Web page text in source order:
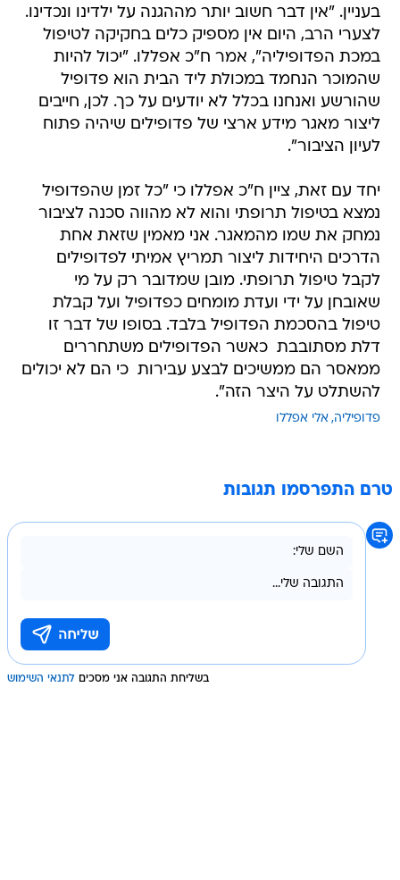
בעניין. "אין דבר חשוב יותר מההגנה על ילדינו ונכדינו.
לצערי הרב, היום אין מספיק כלים בחקיקה לטיפול
במכת הפדופיליה", אמר ח"כ אפללו. "יכול להיות
שהמוכר הנחמד במכולת ליד הבית הוא פדופיל
שהורשע ואנחנו בכלל לא יודעים על כך. לכן, חייבים
ליצור מאגר מידע ארצי של פדופילים שיהיה פתוח
לעיון הציבור".
יחד עם זאת, ציין ח"כ אפללו כי "כל זמן שהפדופיל
נמצא בטיפול תרופתי והוא לא מהווה סכנה לציבור 
נמחק את שמו מהמאגר. אני מאמין שזאת אחת
הדרכים היחידות ליצור תמריץ אמיתי לפדופילים
לקבל טיפול תרופתי. מובן שמדובר רק על מי
שאובחן על ידי ועדת מומחים כפדופיל ועל קבלת
טיפול בהסכמת הפדופיל בלבד. בסופו של דבר זו
דלת מסתובבת  כאשר הפדופילים משתחררים
ממאסר הם ממשיכים לבצע עבירות  כי הם לא יכולים
להשתלט על היצר הזה".
פדופיליה אלי אפללו
טרם התפרסמו תגובות
בשליחת התגובה אני מסכים לתנאי השימוש